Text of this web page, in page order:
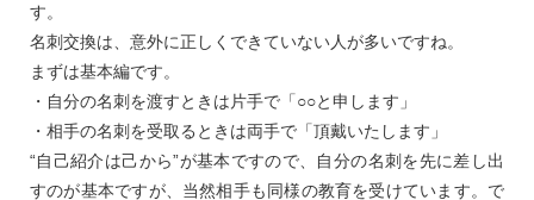
す。
名刺交換は、意外に正しくできていない人が多いですね。
まずは基本編です。
・自分の名刺を渡すときは片手で「○○と申します」
・相手の名刺を受取るときは両手で「頂戴いたします」
“自己紹介は己から”が基本ですので、自分の名刺を先に差し出
すのが基本ですが、当然相手も同様の教育を受けています。で